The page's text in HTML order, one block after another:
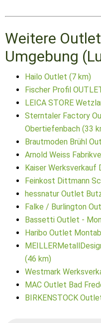
Weitere
Umgebung
Hailo Outlet (7 km)
Fischer Profil
LEICA STORE
Sterntaler Factory
Obertiefenbach (33
Brautmoden Brühl
Arnold Weiss
Kaiser Werksverkauf
Feinkost Dittmann
hessnatur Outlet
Falke / Burlington
Bassetti Outlet -
Haribo Outlet
(46 km)
Westmark
MAC Outlet Bad
BIRKENSTOCK